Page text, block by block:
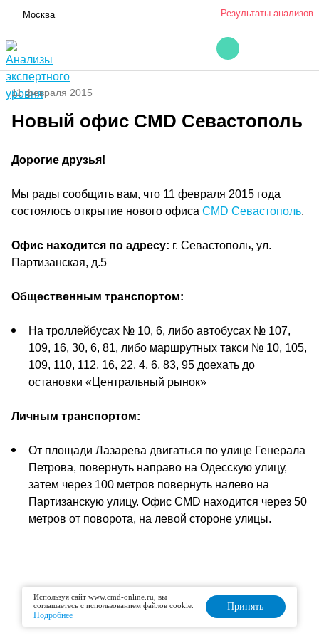
Москва Результаты анализов
11 февраля 2015
Новый офис CMD Севастополь
Дорогие друзья!
Мы рады сообщить вам, что 11 февраля 2015 года
состоялось открытие нового офиса CMD Севастополь.
Офис находится по адресу: г. Севастополь, ул.
Партизанская, д.5
Общественным транспортом:
На троллейбусах № 10, 6, либо автобусах № 107,
109, 16, 30, 6, 81, либо маршрутных такси № 10, 105,
109, 110, 112, 16, 22, 4, 6, 83, 95 доехать до
остановки «Центральный рынок»
Личным транспортом:
От площади Лазарева двигаться по улице Генерала
Петрова, повернуть направо на Одесскую улицу,
затем через 100 метров повернуть налево на
Партизанскую улицу. Офис CMD находится через 50
метров от поворота, на левой стороне улицы.
Используя сайт www.cmd-online.ru, вы
соглашаетесь с использованием файлов cookie.
Подробнее
Принять